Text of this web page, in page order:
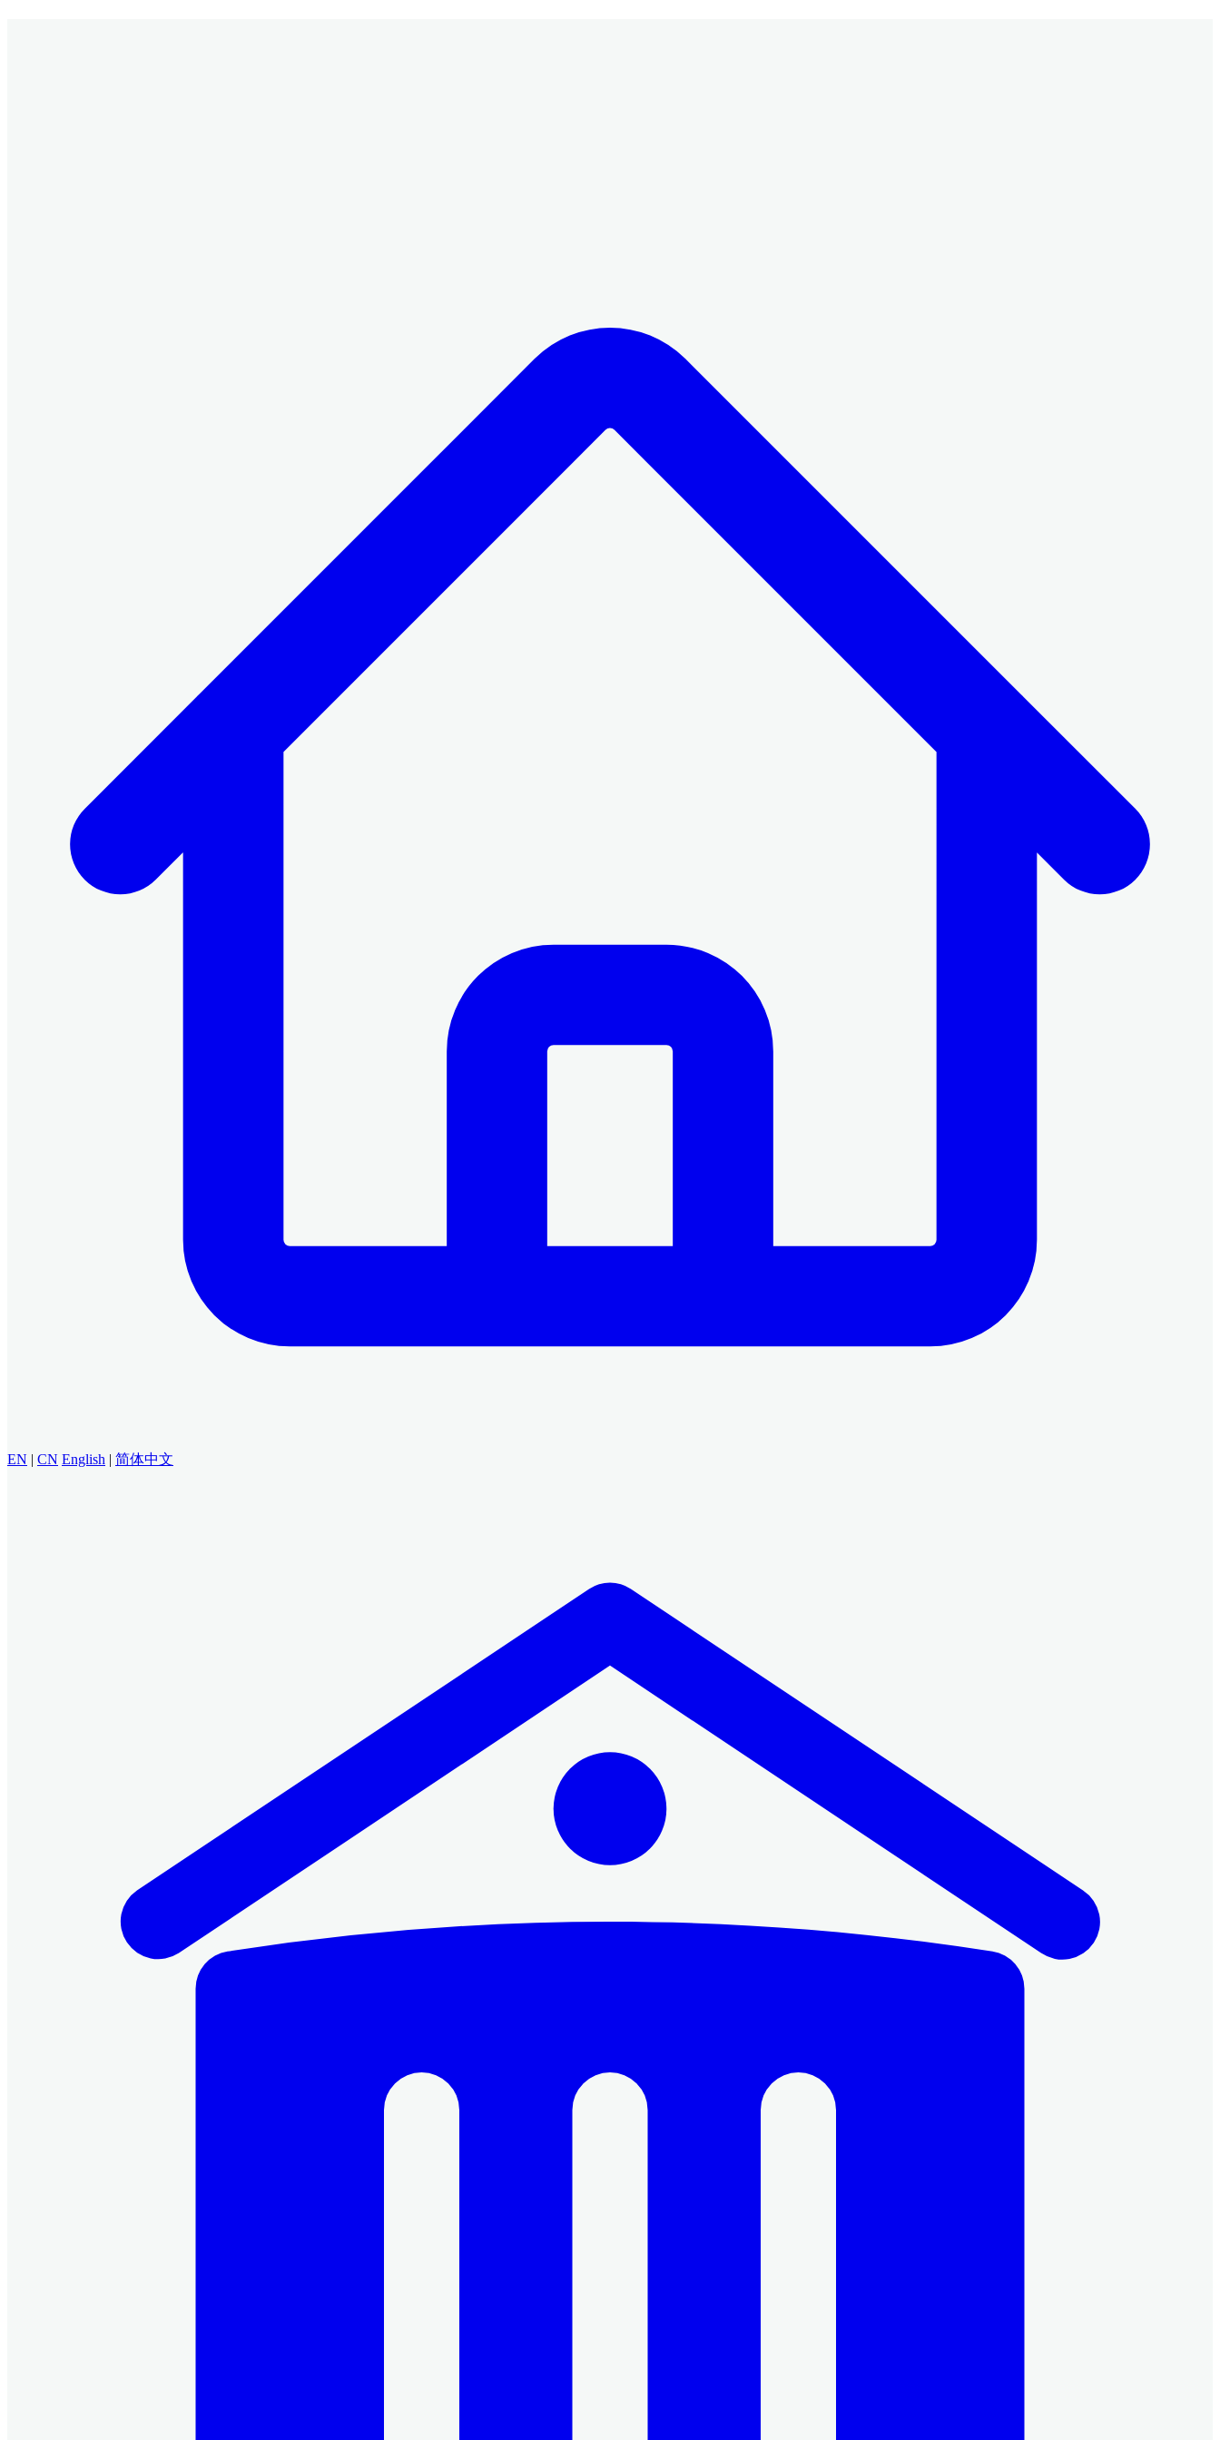
EN | CN English | 简体中文